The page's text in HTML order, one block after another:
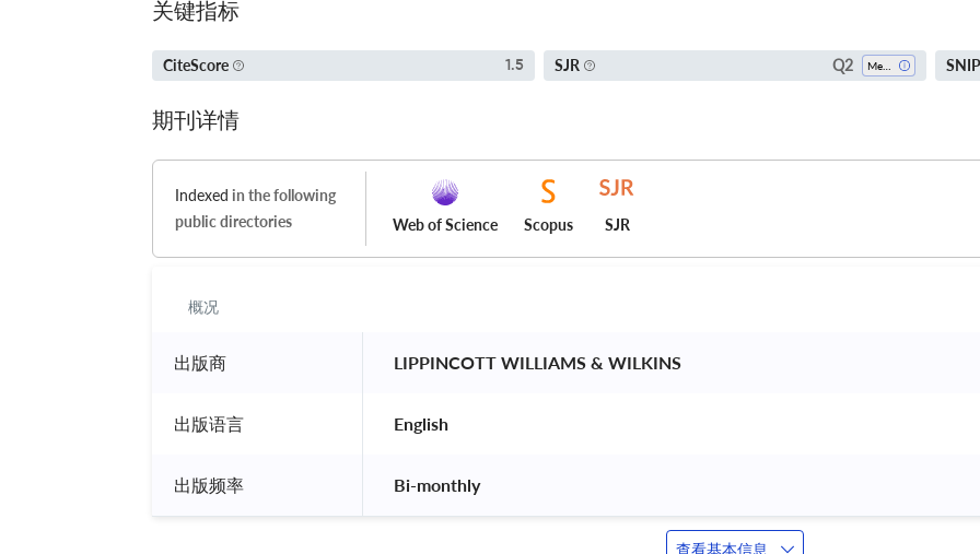
关键指标
CiteScore 1.5 SJR Q2 SNIP
期刊详情
Indexed in the following
public directories
Web of Science Scopus SJR
概况
出版商 LIPPINCOTT WILLIAMS & WILKINS
出版语言 English
出版频率 Bi-monthly
查看基本信息